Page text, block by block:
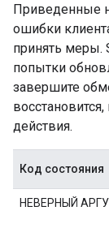
Приведенные
ошибки
принять меры.
попытки
завершите
действия.
Код состояния
НЕВЕРНЫЙ